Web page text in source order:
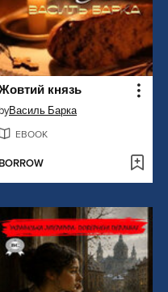
князь
byВасиль Барка
EBOOK
BORROW